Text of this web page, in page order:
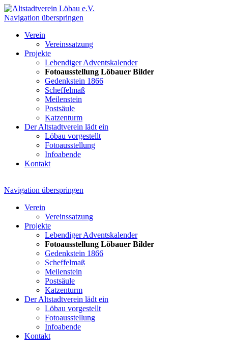
Navigation überspringen
Verein
Vereinssatzung
Projekte
Lebendiger Adventskalender
Fotoausstellung Löbauer Bilder
Gedenkstein 1866
Scheffelmaß
Meilenstein
Postsäule
Katzenturm
Der Altstadtverein lädt ein
Löbau vorgestellt
Fotoausstellung
Infoabende
Kontakt
Navigation überspringen
Verein
Vereinssatzung
Projekte
Lebendiger Adventskalender
Fotoausstellung Löbauer Bilder
Gedenkstein 1866
Scheffelmaß
Meilenstein
Postsäule
Katzenturm
Der Altstadtverein lädt ein
Löbau vorgestellt
Fotoausstellung
Infoabende
Kontakt